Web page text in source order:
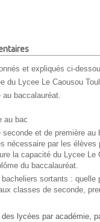
et expliqués ci-
du Lycee Le Caousou
au baccalauréat.
au bac
seconde et de première
nécessaire par les élèves
la capacité du Lycee Le
du baccalauréat.
bacheliers sortants : quelle
classes de seconde,
lycées par académie,